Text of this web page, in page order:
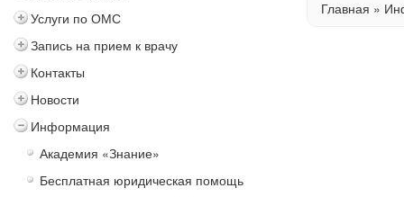
Услуги по ОМС
Запись на прием к врачу
Контакты
Новости
Информация
Академия «Знание»
Бесплатная юридическая помощь
Главная »